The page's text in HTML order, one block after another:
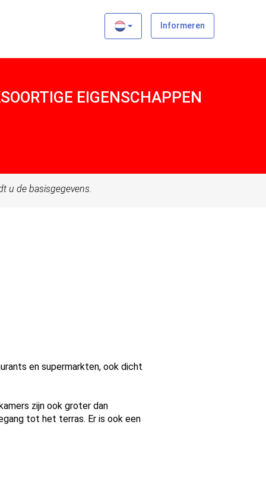
Informeren
EIGENSCHAPPEN
u de basisgegevens.
en supermarkten, ook dicht
zijn ook groter dan
tot het terras. Er is ook een